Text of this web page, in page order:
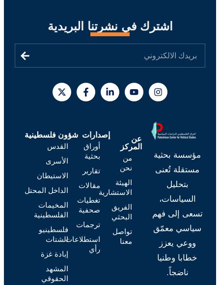
اشترك في نشرتنا البريدية
مؤسسة بحثية
مستقلة تُعنى
بتحليل
السياسات،
تسعى إلى فهم
سياسي معمّق
ووعي يعزز
خطابا وطنيا
ناضجاً.
عن
المركز
من
نحن
الهيئة
الاستشارية
الفريق
البحثي
تواصل
معنا
إصدارات
أوراق
بحثية
تقارير
مقالات
تغطيات
صحفية
ترجمات
استطلاعات
رأي
شؤون فلسطينية
القدس
الأسرى
الاستيطان
الداخل المحتل
المخيمات
الفلسطينية
فلسطينيو
الشتات
إبادة غزة
المشهد
الحقوقي